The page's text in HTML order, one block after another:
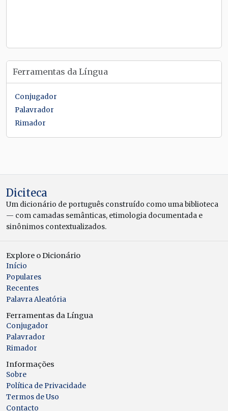
Ferramentas da Língua
Conjugador
Palavrador
Rimador
Diciteca
Um dicionário de português construído como uma biblioteca
— com camadas semânticas, etimologia documentada e
sinônimos contextualizados.
Explore o Dicionário
Início
Populares
Recentes
Palavra Aleatória
Ferramentas da Língua
Conjugador
Palavrador
Rimador
Informações
Sobre
Política de Privacidade
Termos de Uso
Contacto